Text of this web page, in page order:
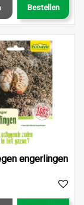
Bestellen
engerlingen